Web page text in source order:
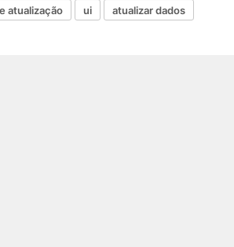
atualização ui atualizar dados